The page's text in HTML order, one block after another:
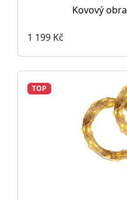
Kovový
1 199 Kč
TOP